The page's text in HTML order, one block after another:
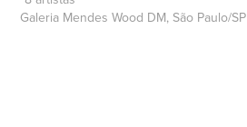
Galeria Mendes Wood DM, São Paulo/SP